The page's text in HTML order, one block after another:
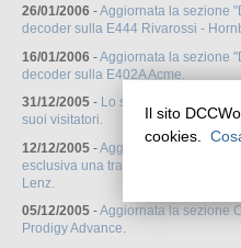
26/01/2006 -Aggiornata la sezione
decoder sulla E444 Rivarossi -
16/01/2006 -Aggiornata la sezione
decoder sulla E402A Acme.
31/12/2005 - Lo staff di
suoi visitatori.
12/12/2005 -Aggiornata la sezione
esclusiva una traduzione in Italiano
Lenz.
05/12/2005 -Aggiornata la sezione
Prodigy Advance.
Il sito
cookies.